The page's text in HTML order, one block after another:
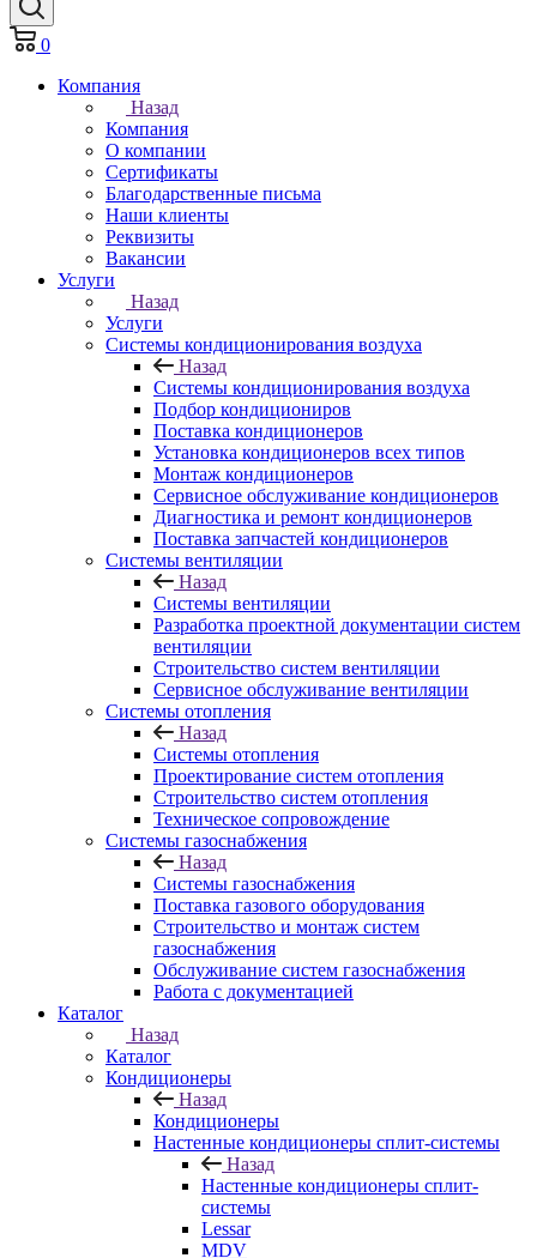
0
Компания
Назад
Компания
О компании
Сертификаты
Благодарственные письма
Наши клиенты
Реквизиты
Вакансии
Услуги
Назад
Услуги
Системы кондиционирования воздуха
Назад
Системы кондиционирования воздуха
Подбор кондициониров
Поставка кондиционеров
Установка кондиционеров всех типов
Монтаж кондиционеров
Сервисное обслуживание кондиционеров
Диагностика и ремонт кондиционеров
Поставка запчастей кондиционеров
Системы вентиляции
Назад
Системы вентиляции
Разработка проектной документации систем
вентиляции
Строительство систем вентиляции
Сервисное обслуживание вентиляции
Системы отопления
Назад
Системы отопления
Проектирование систем отопления
Строительство систем отопления
Техническое сопровождение
Системы газоснабжения
Назад
Системы газоснабжения
Поставка газового оборудования
Строительство и монтаж систем
газоснабжения
Обслуживание систем газоснабжения
Работа с документацией
Каталог
Назад
Каталог
Кондиционеры
Назад
Кондиционеры
Настенные кондиционеры сплит-системы
Назад
Настенные кондиционеры сплит-
системы
Lessar
MDV